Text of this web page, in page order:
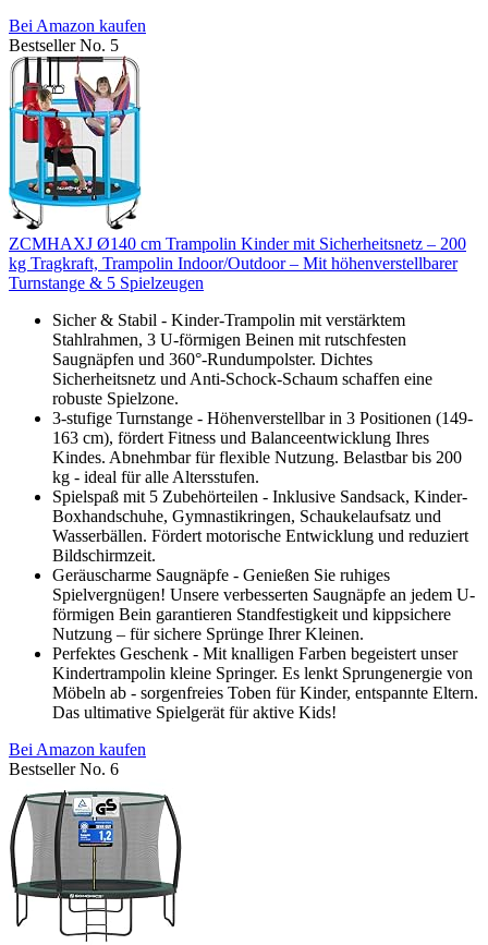
Bei Amazon kaufen
Bestseller No. 5
ZCMHAXJ Ø140 cm Trampolin Kinder mit Sicherheitsnetz – 200
kg Tragkraft, Trampolin Indoor/Outdoor – Mit höhenverstellbarer
Turnstange & 5 Spielzeugen
Sicher & Stabil - Kinder-Trampolin mit verstärktem
Stahlrahmen, 3 U-förmigen Beinen mit rutschfesten
Saugnäpfen und 360°-Rundumpolster. Dichtes
Sicherheitsnetz und Anti-Schock-Schaum schaffen eine
robuste Spielzone.
3-stufige Turnstange - Höhenverstellbar in 3 Positionen (149-
163 cm), fördert Fitness und Balanceentwicklung Ihres
Kindes. Abnehmbar für flexible Nutzung. Belastbar bis 200
kg - ideal für alle Altersstufen.
Spielspaß mit 5 Zubehörteilen - Inklusive Sandsack, Kinder-
Boxhandschuhe, Gymnastikringen, Schaukelaufsatz und
Wasserbällen. Fördert motorische Entwicklung und reduziert
Bildschirmzeit.
Geräuscharme Saugnäpfe - Genießen Sie ruhiges
Spielvergnügen! Unsere verbesserten Saugnäpfe an jedem U-
förmigen Bein garantieren Standfestigkeit und kippsichere
Nutzung – für sichere Sprünge Ihrer Kleinen.
Perfektes Geschenk - Mit knalligen Farben begeistert unser
Kindertrampolin kleine Springer. Es lenkt Sprungenergie von
Möbeln ab - sorgenfreies Toben für Kinder, entspannte Eltern.
Das ultimative Spielgerät für aktive Kids!
Bei Amazon kaufen
Bestseller No. 6